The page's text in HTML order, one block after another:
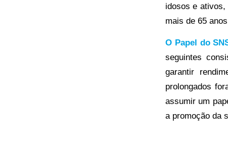
idosos e
mais de 65
O Papel do
seguintes
garantir
prolongados
assumir um
a promoção da